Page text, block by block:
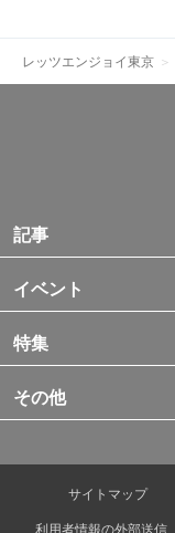
レッツエンジョイ東京
記事
イベント
特集
その他
サイトマップ
利用者情報の外部送信